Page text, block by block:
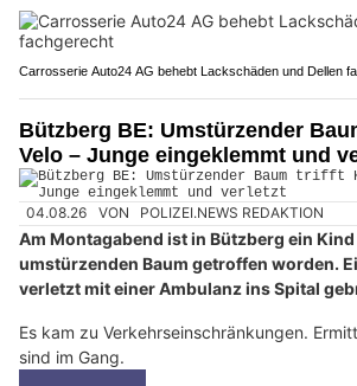
Carrosserie Auto24 AG behebt Lackschäden und Dellen
Bützberg BE: Umstürzender
Velo – Junge eingeklemmt und
04.08.26 VON POLIZEI.NEWS REDAKTION
Am Montagabend ist in Bützberg ein
umstürzenden Baum getroffen worden.
verletzt mit einer Ambulanz ins Spital
Es kam zu Verkehrseinschränkungen.
sind im Gang.